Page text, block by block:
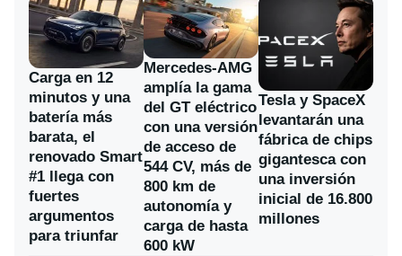
Carga en 12
minutos y una
batería más
barata, el
renovado Smart
#1 llega con
fuertes
argumentos
para triunfar
Mercedes-AMG
amplía la gama
del GT eléctrico
con una versión
de acceso de
544 CV, más de
800 km de
autonomía y
carga de hasta
600 kW
Tesla y SpaceX
levantarán una
fábrica de chips
gigantesca con
una inversión
inicial de 16.800
millones